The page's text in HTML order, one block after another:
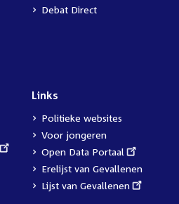
Debat Direct
Links
Politieke websites
Voor jongeren
External
link:
Open Data Portaal
Erelijst van Gevallenen
External
Lijst van Gevallenen